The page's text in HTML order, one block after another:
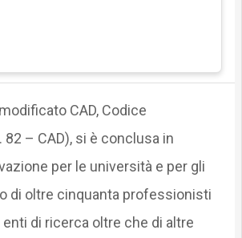
CAD, Codice
– CAD), si è conclusa in
per le università e per gli
di oltre cinquanta professionisti
di ricerca oltre che di altre